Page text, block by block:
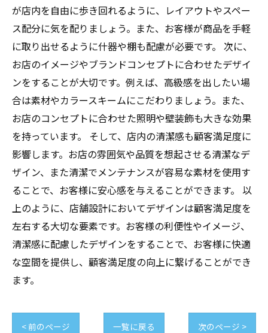
が店内を自由に歩き回れるように、レイアウトやスペー
ス配分に気を配りましょう。また、お客様が商品を手軽
に取り出せるように什器や棚も配慮が必要です。 次に、
お店のイメージやブランドコンセプトに合わせたデザイ
ンをすることが大切です。例えば、高級感を出したい場
合は素材やカラースキームにこだわりましょう。また、
お店のコンセプトに合わせた照明や壁装飾も大きな効果
を持っています。 そして、店内の清潔感も顧客満足度に
影響します。お店の雰囲気や品質を想起させる清潔なデ
ザイン、また清潔でメンテナンスが容易な素材を使用す
ることで、お客様に安心感を与えることができます。 以
上のように、店舗設計においてデザインは顧客満足度を
左右する大切な要素です。お客様の利便性やイメージ、
清潔感に配慮したデザインをすることで、お客様に快適
な空間を提供し、顧客満足度の向上に繋げることができ
ます。
< 前のページ 一覧に戻る 次のページ >